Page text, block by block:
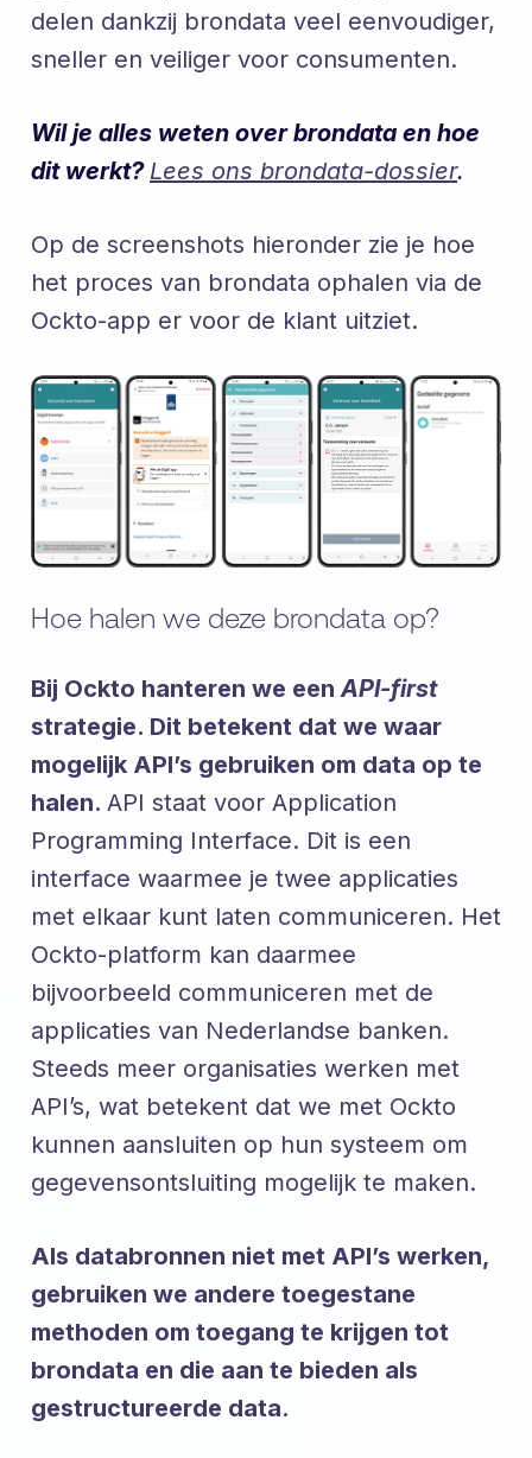
delen dankzij brondata veel eenvoudiger,
sneller en veiliger voor consumenten.
Wil je alles weten overbrondata en hoe
dit werkt? Lees ons brondata-dossier.
Op de screenshots hieronder zie je hoe
het proces van brondata ophalen via de
Ockto-app er voor de klant uitziet.
Hoe halen we deze brondata op?
Bij Ockto hanteren we eenAPI-first
strategie. Dit betekent dat we waar
mogelijk API’s gebruiken om data op te
halen. API staat voor Application
Programming Interface. Dit is een
interface waarmee je twee applicaties
met elkaar kunt laten communiceren. Het
Ockto-platform kan daarmee
bijvoorbeeld communiceren met de
applicaties van Nederlandse banken.
Steeds meer organisaties werken met
API’s, wat betekent dat we met Ockto
kunnen aansluiten op hun systeem om
gegevensontsluiting mogelijk te maken.
Als databronnen niet met API’s werken,
gebruiken we andere toegestane
methoden om toegang te krijgen tot
brondata en die aan te bieden als
gestructureerde data.